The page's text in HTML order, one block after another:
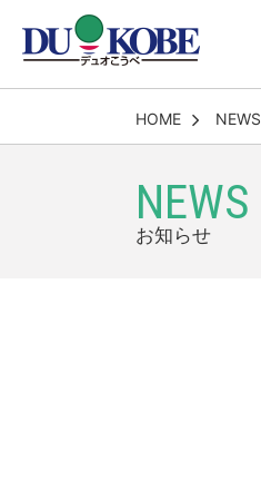
HOME NEWS
NEWS
お知らせ